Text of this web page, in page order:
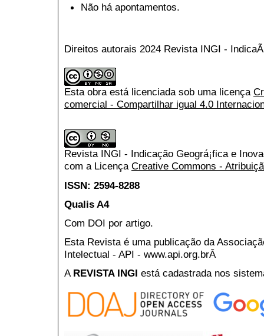
Não há apontamentos.
Direitos autorais 2024 Revista INGI -
Esta obra está licenciada sob uma licença
comercial - Compartilhar igual 4.0
Revista INGI - Indicação Geográ¡fica e
com a Licença Creative Commons -
ISSN: 2594-8288
Qualis A4
Com DOI por artigo.
Esta Revista é uma publicação da
Intelectual - API - www.api.org.brÂ
A REVISTA INGI está cadastrada nos